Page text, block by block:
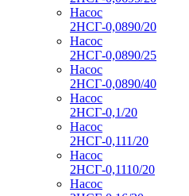
Насос
2НСГ-0,0890/20
Насос
2НСГ-0,0890/25
Насос
2НСГ-0,0890/40
Насос
2НСГ-0,1/20
Насос
2НСГ-0,111/20
Насос
2НСГ-0,1110/20
Насос